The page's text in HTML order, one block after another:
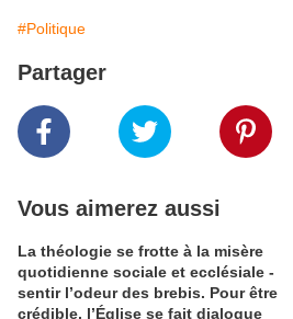
#Politique
Partager
Vous aimerez aussi
La théologie se frotte à la misère
quotidienne sociale et ecclésiale -
sentir l’odeur des brebis. Pour être
crédible, l’Église se fait dialogue